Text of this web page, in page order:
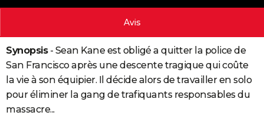
GUIDES D'ACHAT
BONS PLANS
CARTE DE VOEUX
Carte de Noël
Carte Bonne année
Carte Saint-Valentin
Carte Pâques
Carte d'anniversaire
DICTIONNAIRE
Avis
Synopsis- Sean Kane est obligé a quitter la police de
San Francisco après une descente tragique qui coûte
la vie à son équipier. Il décide alors de travailler en solo
pour éliminer la gang de trafiquants responsables du
massacre...